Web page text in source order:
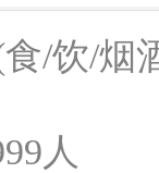
/饮/烟
人